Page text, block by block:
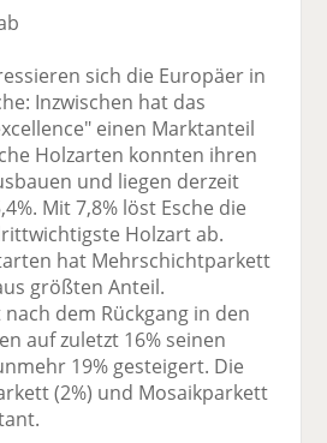
sich die Europäer in
Inzwischen hat das
einen Marktanteil
Holzarten konnten ihren
und liegen derzeit
Mit 7,8% löst Esche die
Holzart ab.
hat Mehrschichtparkett
größten Anteil.
dem Rückgang in den
auf zuletzt 16% seinen
19% gesteigert. Die
(2%) und Mosaikparkett